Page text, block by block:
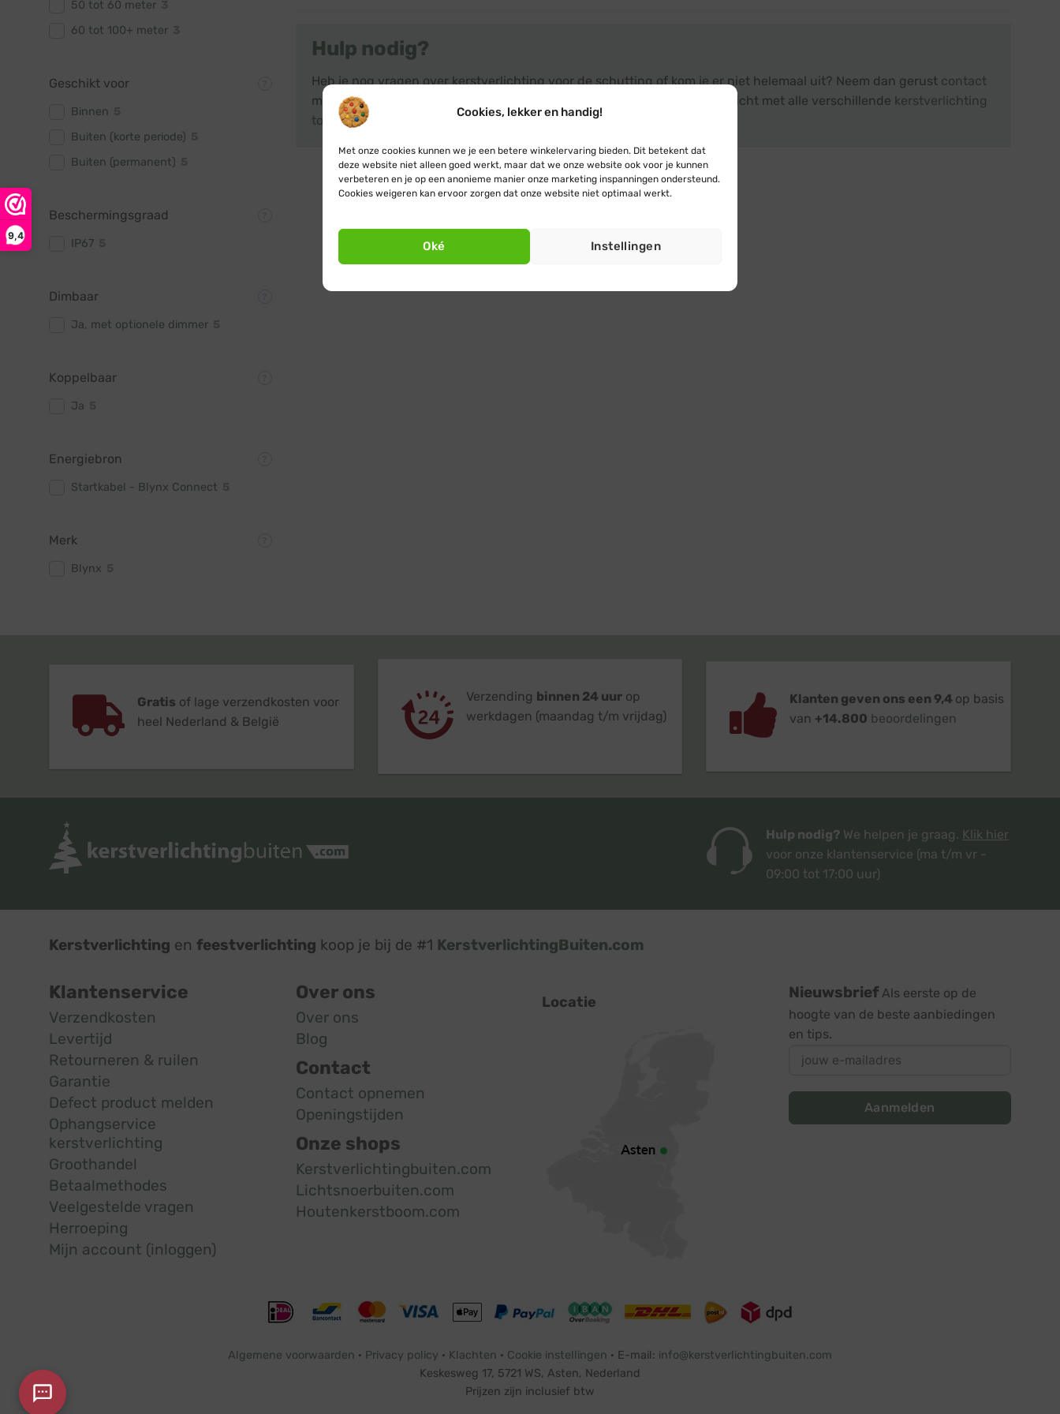
Cookies, lekker en handig!
Met onze cookies kunnen we je een betere winkelervaring bieden. Dit betekent dat
deze website niet alleen goed werkt, maar dat we onze website ook voor je kunnen
verbeteren en je op een anonieme manier onze marketing inspanningen ondersteund.
Cookies weigeren kan ervoor zorgen dat onze website niet optimaal werkt.
Oké Instellingen
9,4
50 tot 60 meter
60 tot 100+ meter
Geschikt voor
Binnen
Buiten (korte periode)
Buiten (permanent)
Beschermingsgraad
IP67
Dimbaar
Ja, met optionele dimmer
Koppelbaar
Ja
Energiebron
Startkabel - Blynx Connect
Merk
Blynx
Hulp nodig?
Heb je nog vragen over kerstverlichting voor de schutting of kom je er niet helemaal uit? Neem dan gerust contact
met ons op, we helpen je graag met advies. Of klik verder naar het overzicht met alle verschillende kerstverlichting
toepassingen
Gratis of lage verzendkosten voor
heel Nederland & België
Verzending binnen 24 uurop
werkdagen (maandag t/m vrijdag)
Klanten geven ons een 9,4 op basis
van +14.800 beoordelingen
Hulp nodig? We helpen je graag. Klik hier
voor onze klantenservice (ma t/m vr -
09:00 tot 17:00 uur)
Kerstverlichting en feestverlichting koop je bij de #1 KerstverlichtingBuiten.com
Klantenservice
Verzendkosten
Levertijd
Retourneren & ruilen
Garantie
Defect product melden
Ophangservice
kerstverlichting
Groothandel
Betaalmethodes
Veelgestelde vragen
Herroeping
Mijn account (inloggen)
Over ons
Over ons
Blog
Contact
Contact opnemen
Openingstijden
Onze shops
Kerstverlichtingbuiten.com
Lichtsnoerbuiten.com
Houtenkerstboom.com
Locatie
Nieuwsbrief Als eerste op de
hoogte van de beste aanbiedingen
en tips.
Aanmelden
Algemene voorwaarden · Privacy policy · Klachten · Cookie instellingen · E-mail: info@kerstverlichtingbuiten.com
Keskesweg 17, 5721 WS, Asten, Nederland
Prijzen zijn inclusief btw